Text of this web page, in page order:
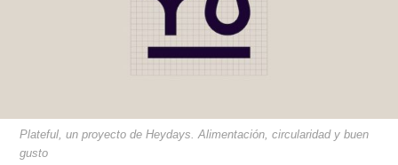
Plateful, un proyecto de Heydays. Alimentación, circularidad y buen
gusto